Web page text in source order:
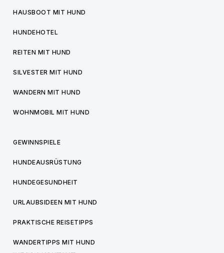
HAUSBOOT MIT HUND
HUNDEHOTEL
REITEN MIT HUND
SILVESTER MIT HUND
WANDERN MIT HUND
WOHNMOBIL MIT HUND
GEWINNSPIELE
HUNDEAUSRÜSTUNG
HUNDEGESUNDHEIT
URLAUBSIDEEN MIT HUND
PRAKTISCHE REISETIPPS
WANDERTIPPS MIT HUND